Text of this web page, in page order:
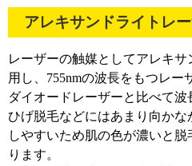
アレキサンドライトレ
レーザーの触媒としてアレキサ
用し、755nmの波長をもつレー
ダイオードレーザーと比べて
ひげ脱毛などにはあまり向か
しやすいため肌の色が濃いと
ります。